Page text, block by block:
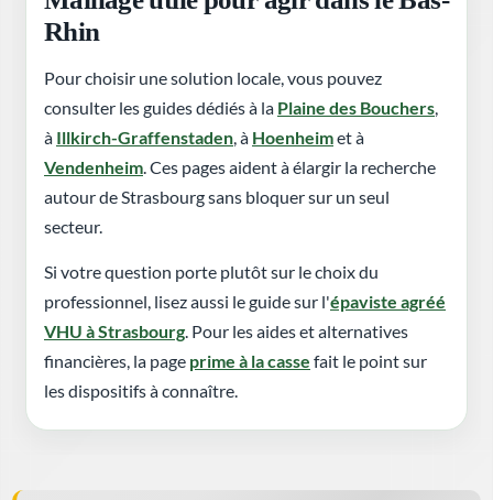
Rhin
Pour choisir une solution locale, vous pouvez
consulter les guides dédiés à la Plaine des Bouchers,
à Illkirch-Graffenstaden, à Hoenheimet à
Vendenheim. Ces pages aident à élargir la recherche
autour de Strasbourg sans bloquer sur un seul
secteur.
Si votre question porte plutôt sur le choix du
professionnel, lisez aussi le guide sur l'épaviste agréé
VHU à Strasbourg. Pour les aides et alternatives
financières, la page prime à la casse fait le point sur
les dispositifs à connaître.